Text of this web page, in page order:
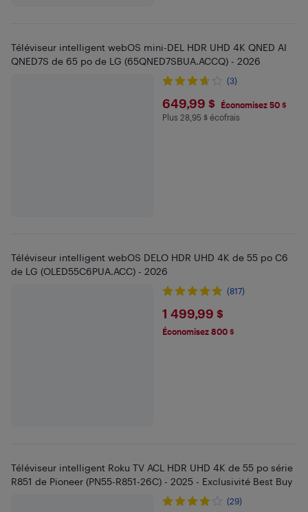
Téléviseur intelligent webOS mini-DEL HDR UHD 4K QNED AI
QNED7S de 65 po de LG (65QNED7SBUA.ACCQ) - 2026
(3)
$649.99
649,99 $ Économisez 50 $
Plus 28.95 $ en écofrais
Plus 28,95 $ écofrais
Téléviseur intelligent webOS DELO HDR UHD 4K de 55 po C6
de LG (OLED55C6PUA.ACC) - 2026
(817)
$1499.99
1 499,99 $
Économisez 800 $
Téléviseur intelligent Roku TV ACL HDR UHD 4K de 55 po série
R851 de Pioneer (PN55-R851-26C) - 2025 - Exclusivité Best Buy
(29)